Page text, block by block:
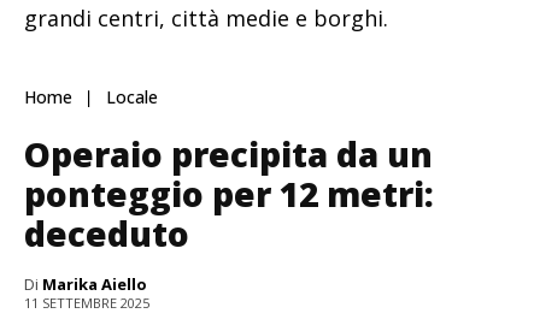
grandi centri, città medie e borghi.
Home Locale
Operaio precipita da un
ponteggio per 12 metri:
deceduto
Di Marika Aiello
11 SETTEMBRE 2025